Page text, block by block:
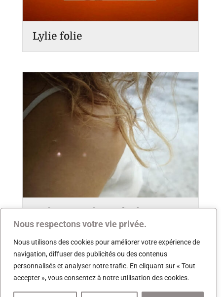
Nous respectons votre vie privée.
Nous utilisons des cookies pour améliorer votre expérience de
navigation, diffuser des publicités ou des contenus
personnalisés et analyser notre trafic. En cliquant sur « Tout
accepter », vous consentez à notre utilisation des cookies.
Lylie folie
Ici le mistral souffle fort